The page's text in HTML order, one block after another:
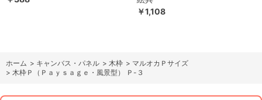
￥1,108
ホーム > キャンバス・パネル > 木枠 > マルオカＰサイズ
> 木枠Ｐ（Ｐａｙｓａｇｅ・風景型） Ｐ-３